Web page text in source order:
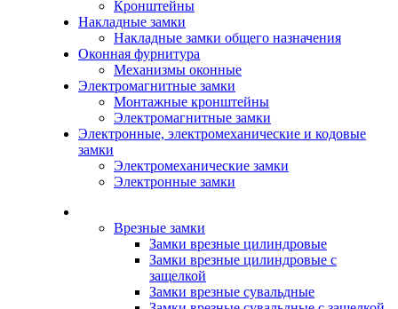
Кронштейны
Накладные замки
Накладные замки общего назначения
Оконная фурнитура
Механизмы оконные
Электромагнитные замки
Монтажные кронштейны
Электромагнитные замки
Электронные, электромеханические и кодовые
замки
Электромеханические замки
Электронные замки
Врезные замки
Замки врезные цилиндровые
Замки врезные цилиндровые с
защелкой
Замки врезные сувальдные